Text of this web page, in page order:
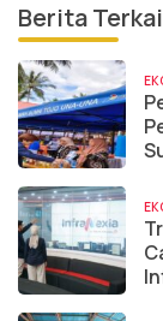
Berita